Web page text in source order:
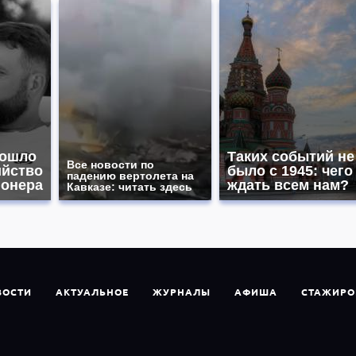
Все новости по
падению вертолета на
Кавказе: читать здесь
Таких событий не
было с 1945: чего
ждать всем нам?
АКТУАЛЬНОЕ ЖУРНАЛЫ АФИША